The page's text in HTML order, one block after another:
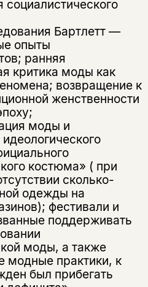
социалистического
Бартлетт —
опыты
ранняя
критика моды как
возвращение к
женственности
моды и
костюма» ( при
сколько-
одежды на
фестивали и
поддерживать
моды, а также
модные практики, к
был прибегать
рассылку
временно